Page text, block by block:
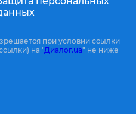
при условии ссылки
на "Диалог.ua" не ниже